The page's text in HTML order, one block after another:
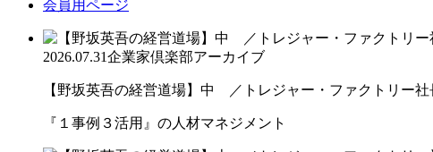
会員用ページ
2026.07.31企業家倶楽部アーカイブ
【野坂英吾の経営道場】中 ／トレジャー・ファクトリー社
『１事例３活用』の人材マネジメント